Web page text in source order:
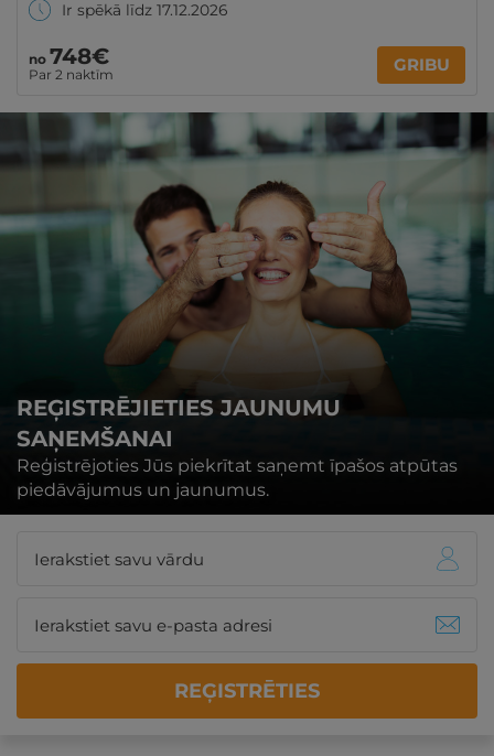
Ir spēkā līdz 17.12.2026
no 748€
Par 2 naktīm GRIBU
REĢISTRĒJIETIES JAUNUMU
SAŅEMŠANAI
Reģistrējoties Jūs piekrītat saņemt īpašos atpūtas
piedāvājumus un jaunumus.
REĢISTRĒTIES